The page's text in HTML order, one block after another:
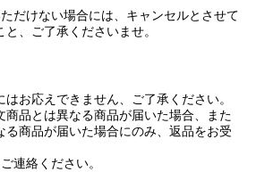
だけない場合には、キャンセルとさせて
、ご了承くださいませ。
お応えできません、ご了承ください。
商品とは異なる商品が届いた場合、また
る商品が届いた場合にのみ、返品をお受
連絡ください。